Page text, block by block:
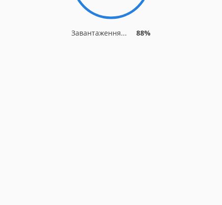
Завантаження... 88%